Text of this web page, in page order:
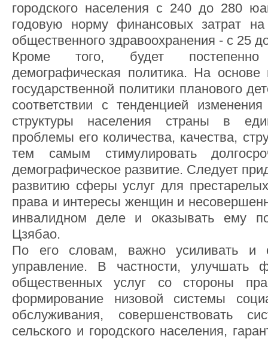
городского населения с 240 до 280
годовую норму финансовых затрат
общественного здравоохранения - с 25
Кроме того, будет постепенно
демографическая политика. На основе
государственной политики планового
соответствии с тенденцией
структуры населения страны в
проблемы его количества, качества,
тем самым стимулировать
демографическое развитие. Следует
развитию сферы услуг для
права и интересы женщин и
инвалидном деле и оказывать ему
Цзябао.
По его словам, важно усиливать и
управление. В частности, улучшать
общественных услуг со стороны
формирование низовой системы
обслуживания, совершенствовать
сельского и городского населения,